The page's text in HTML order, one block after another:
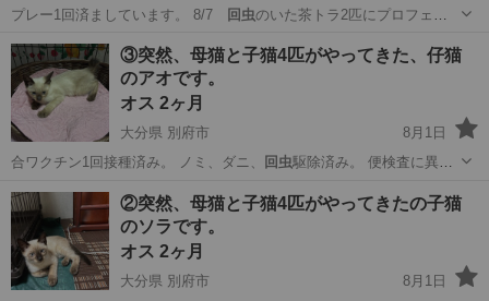
プレー1回済ましています。 8/7 回虫のいた茶トラ2匹にプロフェン
神奈川 横浜市 猫 ワクチン
③突然、母猫と子猫4匹がやってきた、仔猫
のアオです。
オス 2ヶ月
大分県 別府市
8月1日
合ワクチン1回接種済み。 ノミ、ダニ、
回虫駆除済み。 便検査に異常
大分 別府市 猫 ワクチン
②突然、母猫と子猫4匹がやってきたの子猫
のソラです。
オス 2ヶ月
大分県 別府市
8月1日